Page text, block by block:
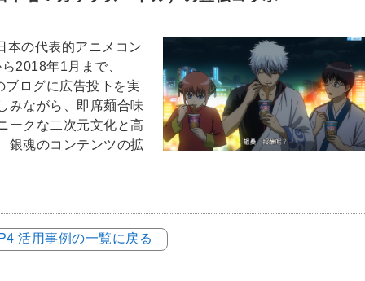
本の代表的アニメコン
2018年1月まで、
ログに広告投下を実
みながら、即席麺合味
ークな二次元文化と高
銀魂のコンテンツの拡
活用事例の一覧に戻る